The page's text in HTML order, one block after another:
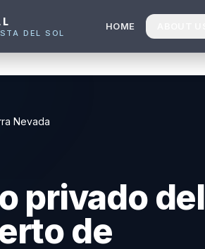
DEL SOL
HOME
Nevada
privado del
de